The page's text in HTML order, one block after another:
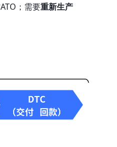
；需要重新生产